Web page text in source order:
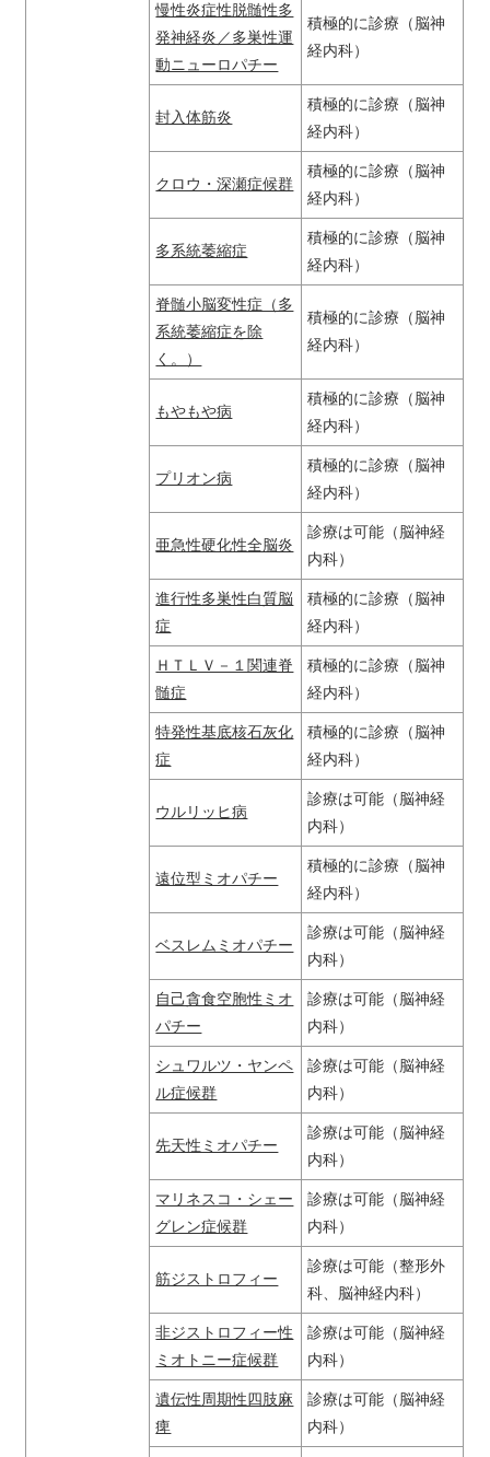
慢性炎症性脱髄性多
発神経炎／多巣性運
動ニューロパチー
積極的に診療（脳神
経内科）
封入体筋炎
積極的に診療（脳神
経内科）
クロウ・深瀬症候群
積極的に診療（脳神
経内科）
多系統萎縮症
積極的に診療（脳神
経内科）
脊髄小脳変性症（多
系統萎縮症を除
く。）
積極的に診療（脳神
経内科）
もやもや病
積極的に診療（脳神
経内科）
プリオン病
積極的に診療（脳神
経内科）
亜急性硬化性全脳炎
診療は可能（脳神経
内科）
進行性多巣性白質脳
症
積極的に診療（脳神
経内科）
ＨＴＬＶ－１関連脊
髄症
積極的に診療（脳神
経内科）
特発性基底核石灰化
症
積極的に診療（脳神
経内科）
ウルリッヒ病
診療は可能（脳神経
内科）
遠位型ミオパチー
積極的に診療（脳神
経内科）
ベスレムミオパチー
診療は可能（脳神経
内科）
自己貪食空胞性ミオ
パチー
診療は可能（脳神経
内科）
シュワルツ・ヤンペ
ル症候群
診療は可能（脳神経
内科）
先天性ミオパチー
診療は可能（脳神経
内科）
マリネスコ・シェー
グレン症候群
診療は可能（脳神経
内科）
筋ジストロフィー
診療は可能（整形外
科、脳神経内科）
非ジストロフィー性
ミオトニー症候群
診療は可能（脳神経
内科）
遺伝性周期性四肢麻
痺
診療は可能（脳神経
内科）